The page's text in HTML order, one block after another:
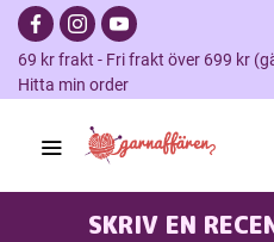
69 kr frakt - Fri frakt över 699 kr
Hitta min order
SKRIV EN